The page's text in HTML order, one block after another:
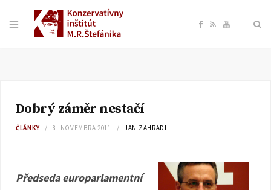
F
o
R Y
b
Dobrý záměr nestačí
ČLÁNKY 8. NOVEMBRA 2011 JAN ZAHRADIL
Předseda europarlamentní